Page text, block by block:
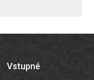
Vstupné